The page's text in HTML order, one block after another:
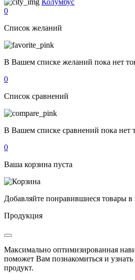
Колумбус
0
Список желаний
В Вашем списке желаний пока нет
0
Список сравнений
В Вашем списке сравнений пока нет
0
Ваша корзина пуста
Добавляйте понравившиеся товары в
Продукция
Максимально оптимизированная
поможет Вам познакомиться и
продукт.